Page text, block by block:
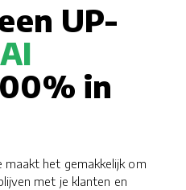
UP-
AI
in
maakt het gemakkelijk om
met je klanten en